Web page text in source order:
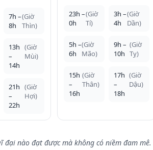
7h –
8h
(Giờ
Thìn)
13h
–
14h
(Giờ
Mùi)
21h
–
22h
(Giờ
Hợi)
23h –
0h
(Giờ
Tí)
3h –
4h
(Giờ
Dần)
5h –
6h
(Giờ
Mão)
9h –
10h
(Giờ
Tỵ)
15h
–
16h
(Giờ
Thân)
17h
–
18h
(Giờ
Dậu)
đại nào đạt được mà không có niềm đam mê.